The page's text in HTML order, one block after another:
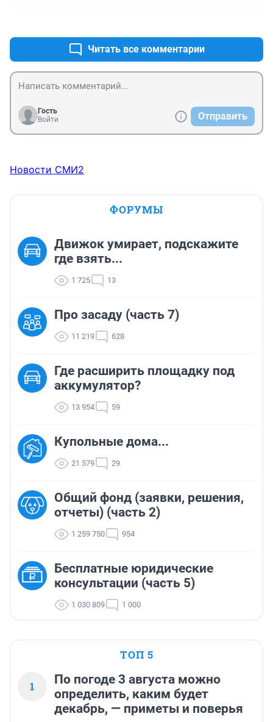
Читать все комментарии
Гость
Войти
Отправить
Новости СМИ2
ФОРУМЫ
Движок умирает, подскажите
где взять...
1 725 13
Про засаду (часть 7)
11 219 628
Где расширить площадку под
аккумулятор?
13 954 59
Купольные дома...
21 579 29
Общий фонд (заявки, решения,
отчеты) (часть 2)
1 259 750 954
Бесплатные юридические
консультации (часть 5)
1 030 809 1 000
ТОП 5
1
По погоде 3 августа можно
определить, каким будет
декабрь, — приметы и поверья